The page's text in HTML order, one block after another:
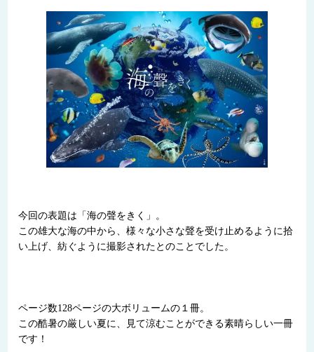
今回の表題は「海の聲をきく」。
この雄大な海の中から、様々な小さな聲を受け止めるように拾
い上げ、紡ぐように撮影されたとのことでした。
ページ数128ページの大ボリュームの１冊。
この酷暑の厳しい夏に、見て涼むことができる素晴らしい一冊
です！